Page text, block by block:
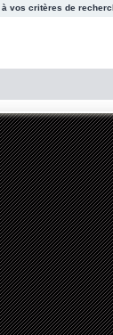
vos critères de